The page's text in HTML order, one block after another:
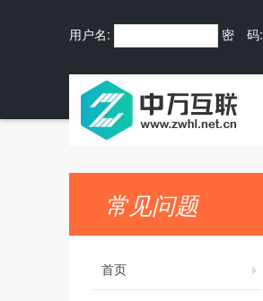
用户名: 密 码:
常见问题
首页